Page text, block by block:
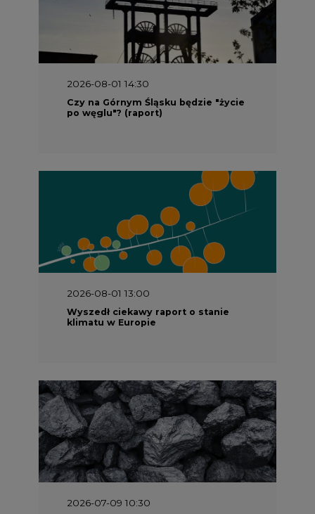
2026-08-01 14:30
Czy na Górnym Śląsku będzie "życie
po węglu"? (raport)
2026-08-01 13:00
Wyszedł ciekawy raport o stanie
klimatu w Europie
2026-07-09 10:30
Opublikowano bilans zasobów złóż
kopalin w Polsce według stanu na 31
grudnia 2025 r.